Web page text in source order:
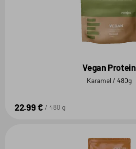
Vegan Protein
Karamel / 480g
22.99 € 480 g